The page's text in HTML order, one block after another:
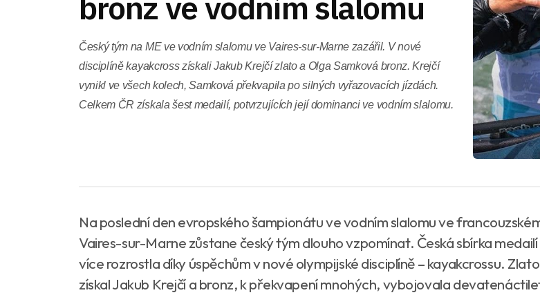
Český tým na ME ve vodním slalomu ve Vaires-sur-Marne zazářil. V nové
disciplíně kayakcross získali Jakub Krejčí zlato a Olga Samková bronz. Krejčí
vynikl ve všech kolech, Samková překvapila po silných vyřazovacích jízdách.
Celkem ČR získala šest medailí, potvrzujících její dominanci ve vodním slalomu.
Na poslední den evropského šampionátu ve vodním slalomu ve
Vaires-sur-Marne zůstane český tým dlouho vzpomínat. Česká sbírka
více rozrostla díky úspěchům v nové olympijské disciplíně – kayakcrossu.
získal Jakub Krejčí a bronz, k překvapení mnohých, vybojovala